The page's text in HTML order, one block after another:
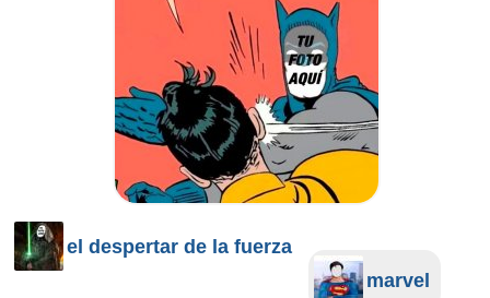
el despertar de la fuerza
marvel